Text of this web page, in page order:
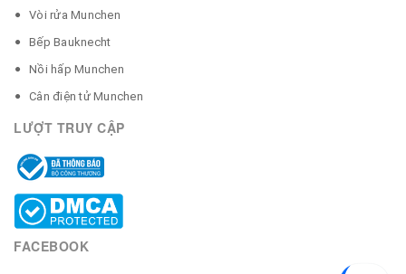
Vòi rửa Munchen
Bếp Bauknecht
Nồi hấp Munchen
Cân điện tử Munchen
LƯỢT TRUY CẬP
FACEBOOK